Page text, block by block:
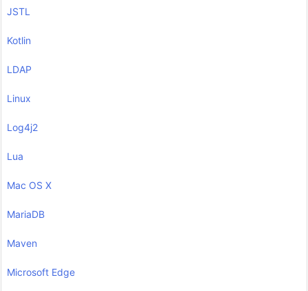
JSTL
Kotlin
LDAP
Linux
Log4j2
Lua
Mac OS X
MariaDB
Maven
Microsoft Edge